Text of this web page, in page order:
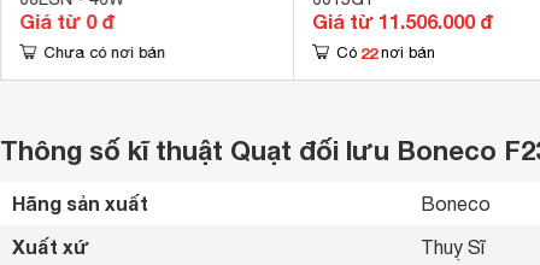
Giá từ 0 đ
Chưa có nơi bán
Giá từ 11.506.000 đ
Có 22 nơi bán
Thông số kĩ thuật Quạt đối lưu Boneco
Hãng sản xuất Boneco
Xuất xứ Thuỵ Sĩ